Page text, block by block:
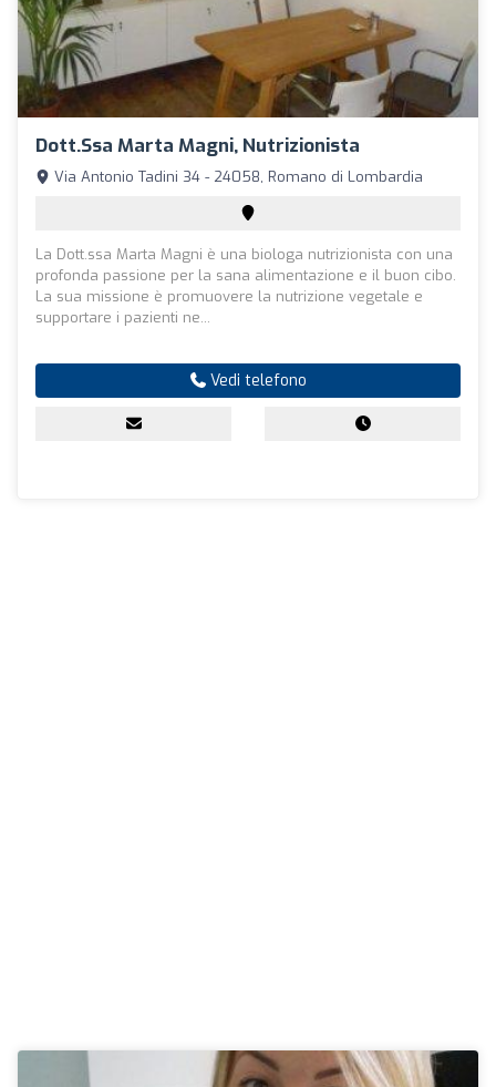
Dott.ssa Marta Magni, Nutrizionista
Via Antonio Tadini 34 - 24058, Romano di Lombardia
La Dott.ssa Marta Magni è una biologa nutrizionista con una
profonda passione per la sana alimentazione e il buon cibo.
La sua missione è promuovere la nutrizione vegetale e
supportare i pazienti ne...
Vedi telefono